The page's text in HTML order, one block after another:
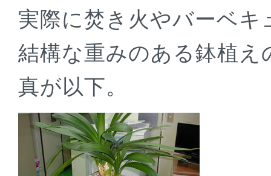
実際に焚き火やバーベ
結構な重みのある鉢植
真が以下。